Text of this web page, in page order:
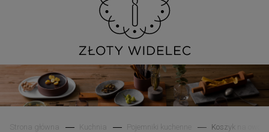
Strona główna Kuchnia Pojemniki kuchenne Koszyk na